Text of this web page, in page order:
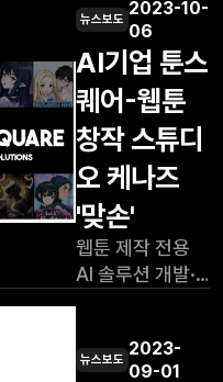
4개월간 한-일
온라인
아카데미를
진행했다.
아카데미 모집
시에는 일본
웹툰에 대한
관심과 참여
열기로 350명이
넘는 지원자가
몰렸으며, 수강생
웹툰의 기본적인
내용을 교육하는
[아시아뉴스통신
=이상진 기자]
웹툰 IP Holder
케나즈와 글로벌
종합 콘텐츠
스튜디오
와이낫미디어가
공동 제작하여
화제를 모으는
웹드라마
‘일기예보적
'일기예보적
뉴스보도
2023-10-
06
AI기업 툰스
퀘어-웹툰
창작 스튜디
오 케나즈
'맞손'
웹툰 제작 전용
AI 솔루션 개발·
시장으로
뉴스보도
2023-
09-01